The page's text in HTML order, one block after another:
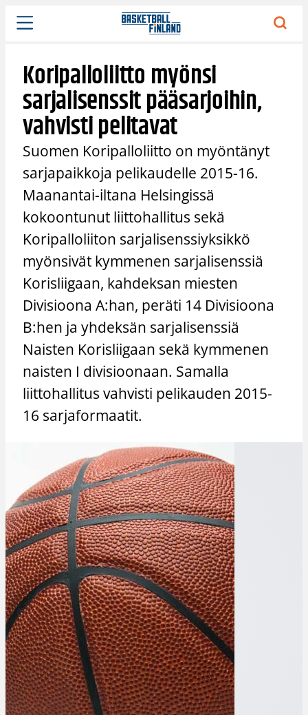
Siirry
sisältöön
Koripalloliitto myönsi
sarjalisenssit pääsarjoihin,
vahvisti pelitavat
Suomen Koripalloliitto on myöntänyt
sarjapaikkoja pelikaudelle 2015-16.
Maanantai-iltana Helsingissä
kokoontunut liittohallitus sekä
Koripalloliiton sarjalisenssiyksikkö
myönsivät kymmenen sarjalisenssiä
Korisliigaan, kahdeksan miesten
Divisioona A:han, peräti 14 Divisioona
B:hen ja yhdeksän sarjalisenssiä
Naisten Korisliigaan sekä kymmenen
naisten I divisioonaan. Samalla
liittohallitus vahvisti pelikauden 2015-
16 sarjaformaatit.